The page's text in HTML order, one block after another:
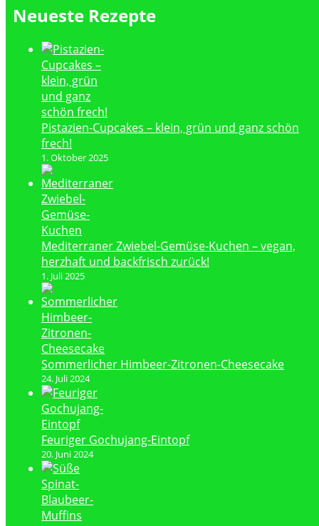
Neueste Rezepte
Pistazien-Cupcakes – klein, grün und ganz schön
frech!
1. Oktober 2025
Mediterraner Zwiebel-Gemüse-Kuchen – vegan,
herzhaft und backfrisch zurück!
1. Juli 2025
Sommerlicher Himbeer-Zitronen-Cheesecake
24. Juli 2024
Feuriger Gochujang-Eintopf
20. Juni 2024